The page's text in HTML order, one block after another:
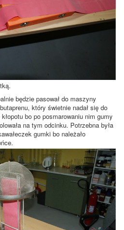
będzie pasował do maszyny
który świetnie nadał się do
bo po posmarowaniu nim gumy
na tym odcinku. Potrzebna była
gumki bo należało